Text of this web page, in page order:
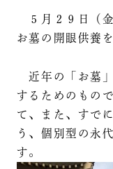
５月２９日（
お墓の開眼供養
近年の「お墓
するためのもの
て、また、すで
う、個別型の永
す。